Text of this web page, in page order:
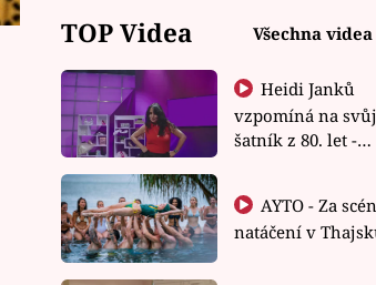
TOP Videa Všechna videa
Heidi Janků
vzpomíná na svůj
šatník z 80. let -
natáčení v